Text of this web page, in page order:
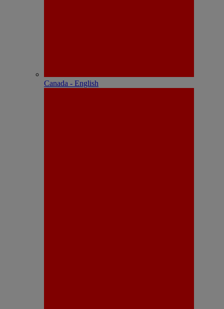
Canada - English